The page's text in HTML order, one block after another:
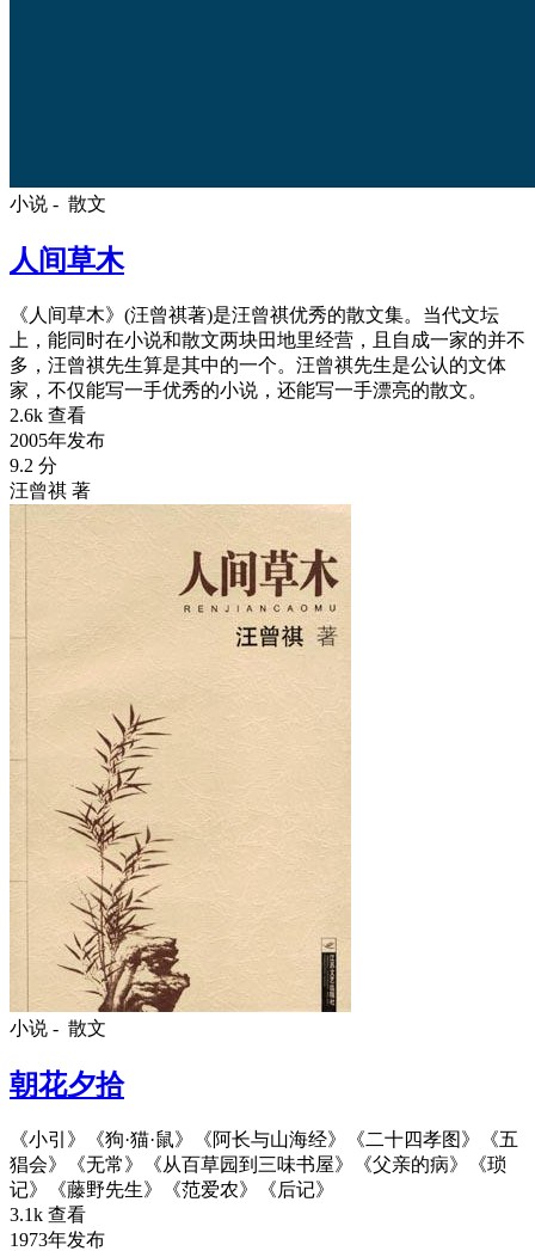
小说 - 散文
人间草木
《人间草木》(汪曾祺著)是汪曾祺优秀的散文集。当代文坛
上，能同时在小说和散文两块田地里经营，且自成一家的并不
多，汪曾祺先生算是其中的一个。汪曾祺先生是公认的文体
家，不仅能写一手优秀的小说，还能写一手漂亮的散文。
2.6k 查看
2005年发布
9.2 分
汪曾祺 著
小说 - 散文
朝花夕拾
《小引》《狗·猫·鼠》《阿长与山海经》《二十四孝图》《五
猖会》《无常》《从百草园到三味书屋》《父亲的病》《琐
记》《藤野先生》《范爱农》《后记》
3.1k 查看
1973年发布